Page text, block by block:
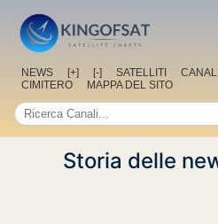
NEWS [+] [-] SATELLITI CANALI
CIMITERO
MAPPA DEL SITO
Storia delle